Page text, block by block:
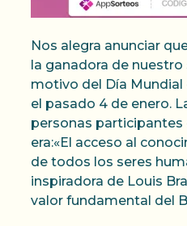
Nos alegra anunciar
la ganadora de
motivo del Día Mundial
el pasado 4 de enero.
personas participantes
era:«El acceso al
de todos los seres
inspiradora de Louis
valor fundamental del